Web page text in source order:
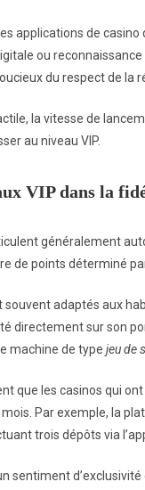
applications de
ou
du respect de la
la vitesse de
au niveau VIP.
VIP dans la
généralement
de points déterminé
souvent adaptés aux
directement sur son
machine de type jeu de
que les casinos qui
Par exemple, la
trois dépôts via
sentiment